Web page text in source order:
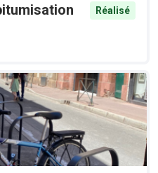
Réalisé